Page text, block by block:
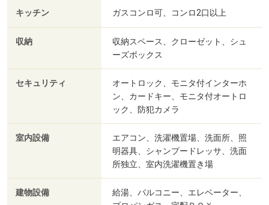
キッチン ガスコンロ可、コンロ2口以上
収納
収納スペース、クローゼット、シュ
ーズボックス
セキュリティ
オートロック、モニタ付インターホ
ン、カードキー、モニタ付オートロ
ック、防犯カメラ
室内設備
エアコン、洗濯機置場、洗面所、照
明器具、シャンプードレッサ、洗面
所独立、室内洗濯機置き場
建物設備
給湯、バルコニー、エレベーター、